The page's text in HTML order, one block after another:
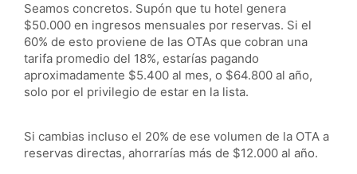
Seamos concretos. Supón que tu hotel genera
$50.000 en ingresos mensuales por reservas. Si el
60% de esto proviene de las OTAs que cobran una
tarifa promedio del 18%, estarías pagando
aproximadamente $5.400 al mes, o $64.800 al año,
solo por el privilegio de estar en la lista.
Si cambias incluso el 20% de ese volumen de la OTA a
reservas directas, ahorrarías más de $12.000 al año.